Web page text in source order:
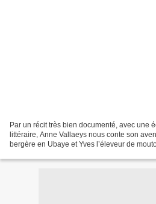
Par un récit très bien documenté, avec une
littéraire, Anne Vallaeys nous conte son
bergère en Ubaye et Yves l’éleveur de